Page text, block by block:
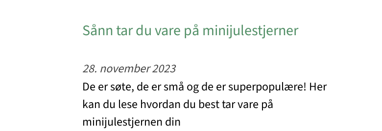
Sånn tar du vare på minijulestjerner
28. november 2023
De er søte, de er små og de er superpopulære! Her
kan du lese hvordan du best tar vare på
minijulestjernen din